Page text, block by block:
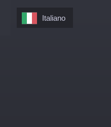
Italiano